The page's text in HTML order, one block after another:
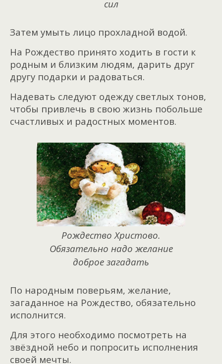
сил
Затем умыть лицо прохладной водой.
На Рождество принято ходить в гости к
родным и близким людям, дарить друг
другу подарки и радоваться.
Надевать следуют одежду светлых тонов,
чтобы привлечь в свою жизнь побольше
счастливых и радостных моментов.
Рождество Христово.
Обязательно надо желание
доброе загадать
По народным поверьям, желание,
загаданное на Рождество, обязательно
исполнится.
Для этого необходимо посмотреть на
звёздной небо и попросить исполнения
своей мечты.